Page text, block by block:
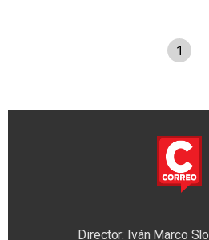
1
Director: Iván Marco